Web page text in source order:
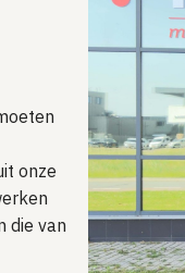
onze
die van